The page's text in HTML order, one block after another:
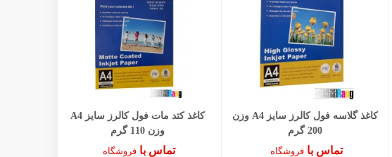
کاغذ گلاسه فول کالرز سایز A4 وزن
200 گرم
تماس با فروشگاه
کاغذ کتد مات فول کالرز سایز A4
وزن 110 گرم
تماس با فروشگاه